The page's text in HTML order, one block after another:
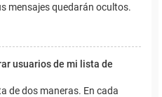
mensajes quedarán ocultos.
usuarios de mi lista de
de dos maneras. En cada